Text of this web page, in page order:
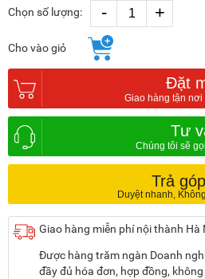
Chọn số lượng: - +
Cho vào giỏ
Đặt
Tư
Trả góp
Giao hàng miễn phí nội thành Hà
Được hàng trăm ngàn Doanh
đầy đủ hóa đơn, hợp đồng,